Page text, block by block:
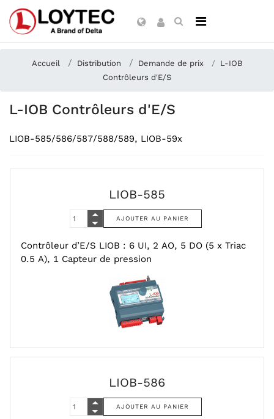
Accueil Distribution Demande de prix
L-IOB
Contrôleurs d'E/S
L-IOB Contrôleurs d'E/S
LIOB-585/586/587/588/589, LIOB-59x
LIOB-585
Contrôleur d’E/S LIOB : 6 UI, 2 AO, 5 DO (5 x Triac
0.5 A), 1 Capteur de pression
LIOB-586